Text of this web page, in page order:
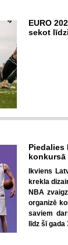
EURO
sekot
Piedalies
konkursā
Ikviens
krekla
NBA
organizē
saviem
līdz šī